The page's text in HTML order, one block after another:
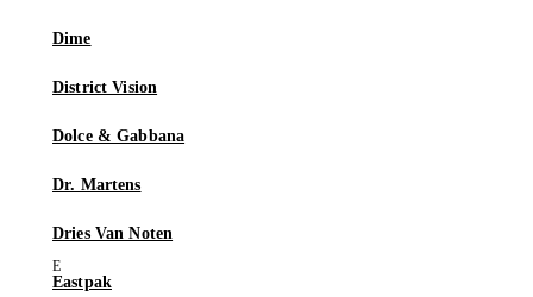
Dime
District Vision
Dolce & Gabbana
Dr. Martens
Dries Van Noten
Eastpak